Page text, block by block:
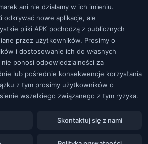
ani nie działamy w ich imieniu.
odkrywać nowe aplikacje, ale
pliki APK pochodzą z publicznych
przez użytkowników. Prosimy o
i dostosowanie ich do własnych
ponosi odpowiedzialności za
lub pośrednie konsekwencje korzystania
z tym prosimy użytkowników o
wszelkiego związanego z tym ryzyka.
Skontaktuj się z nami